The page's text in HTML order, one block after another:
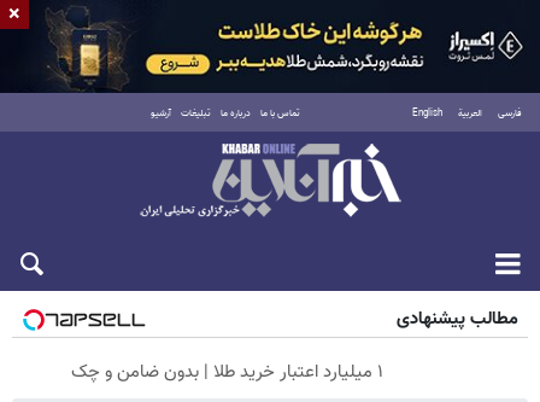
فارسی العربية English تماس با ما درباره ما تبلیغات آرشیو
جمعه ۱۶ مرداد ۱۴۰۵
مطالب پیشنهادی
۱ میلیارد اعتبار خرید طلا | بدون ضامن و چک
×